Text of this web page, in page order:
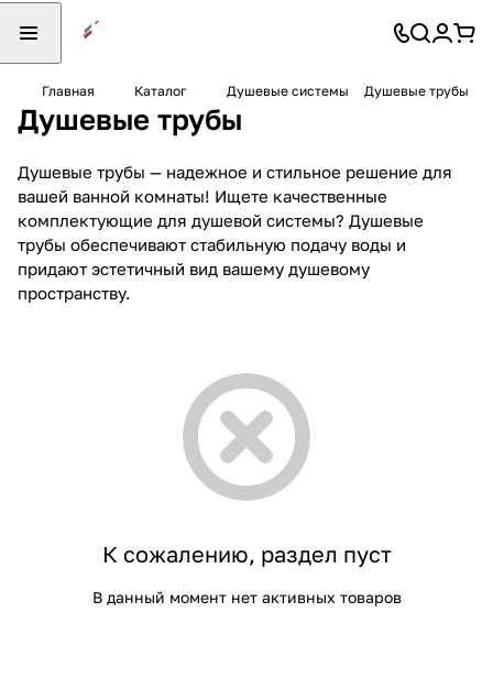
Главная Каталог Душевые системы Душевые трубы
Душевые трубы
Душевые трубы — надежное и стильное решение для
вашей ванной комнаты! Ищете качественные
комплектующие для душевой системы? Душевые
трубы обеспечивают стабильную подачу воды и
придают эстетичный вид вашему душевому
пространству.
К сожалению, раздел пуст
В данный момент нет активных товаров